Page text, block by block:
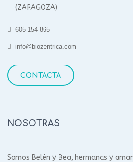
(ZARAGOZA)
605 154 865
info@biozentrica.com
CONTACTA
NOSOTRAS
Somos Belén y Bea, hermanas y